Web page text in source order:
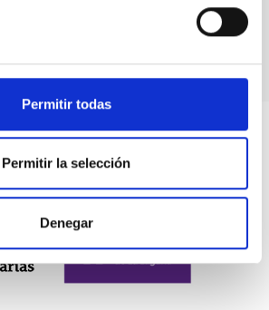
Permitir todas
Permitir la selección
Denegar